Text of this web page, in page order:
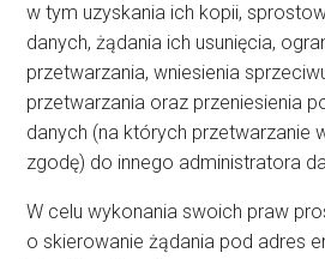
w tym uzyskania ich kopii,
danych, żądania ich usunięcia,
przetwarzania, wniesienia
przetwarzania oraz przeniesienia
danych (na których przetwarzanie
zgodę) do innego administratora
W celu wykonania swoich praw
o skierowanie żądania pod adres